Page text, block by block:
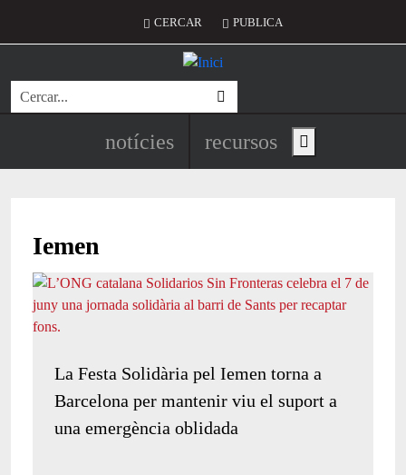
Menú del compte d'usuari
CERCAR PUBLICA
Cerca
Navegació principal de
notícies recursos Show main menu
Iemen
La Festa Solidària pel Iemen torna a
Barcelona per mantenir viu el suport a
una emergència oblidada